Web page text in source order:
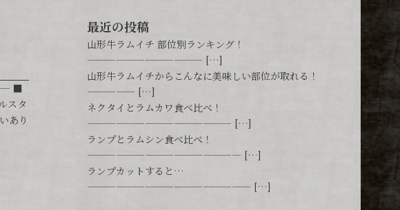
■
スタ
あり
最近の投稿
山形牛ラムイチ 部位別ランキング！
———————————— […]
山形牛ラムイチからこんなに美味しい部位が取れる！
————— […]
ネクタイとラムカワ食べ比べ！
——————————————— […]
ランプとラムシン食べ比べ！
———————————————— […]
ランプカットすると…
————————————————— […]